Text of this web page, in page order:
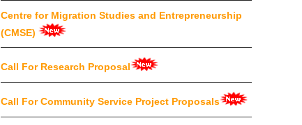
WCU Bulletin 2020/2021
Explore WCU 2011-2014 E.C
Centre for Migration Studies and Entrepreneurship
(CMSE)
Call For Research Proposal
Call For Community Service Project Proposals